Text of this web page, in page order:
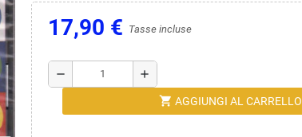
17,90 € Tasse incluse
remove add
shopping_cart AGGIUNGI AL CARRELLO